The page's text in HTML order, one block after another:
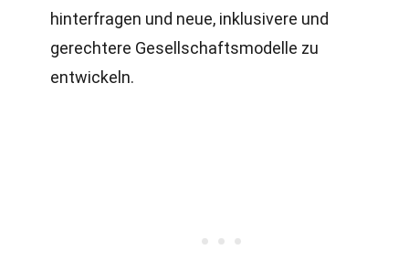
hinterfragen und neue, inklusivere und
gerechtere Gesellschaftsmodelle zu
entwickeln.